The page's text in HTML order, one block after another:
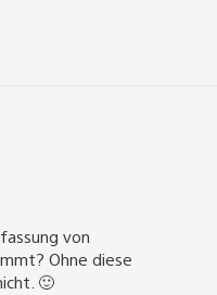
von
Ohne diese
🙂